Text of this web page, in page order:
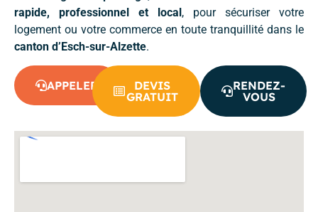
rapide, professionnel et local, pour sécuriser votre
logement ou votre commerce en toute tranquillité dans le
canton d’Esch-sur-Alzette.
APPELER
DEVIS
GRATUIT
RENDEZ-
VOUS